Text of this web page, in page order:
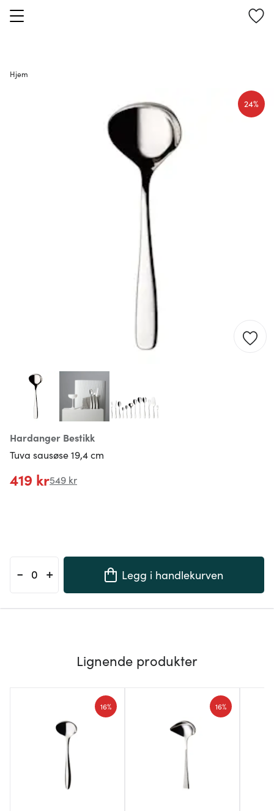
Hjem
Hardanger Bestikk
Tuva sausøse 19,4 cm
24%
419 kr549 kr
- + Legg i handlekurven
Lignende produkter
16% 16%